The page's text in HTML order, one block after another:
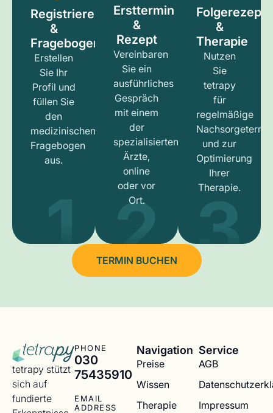
Registrieren
&
Fragebogen
Erstellen
Sie Ihr
Profil und
füllen Sie
den
medizinischen
Fragebogen
aus.
1
Ersttermin
&
Rezept
Vereinbaren
Sie ein
ausführliches
Gespräch
mit einem
der
spezialisierten
Ärzte,
online
oder vor
Ort.
2
Folgerezept
&
Therapie
Nutzen
Sie
tetrapy
für
regelmäßige
und zur
Optimierung
Ihrer
Therapie.
3
TERMIN BUCHEN
tetrapy stützt
sich auf
fundierte
PHONE
030
75435910
EMAIL
ADDRESS
Navigation
Preise
Wissen
Therapie
Service
AGB
Impressum